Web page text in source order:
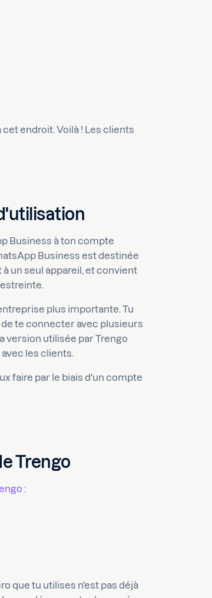
endroit. Voilà ! Les clients
Business à ton compte
Business est destinée
un seul appareil, et convient
plus importante. Tu
te connecter avec plusieurs
version utilisée par Trengo
les clients.
faire par le biais d'un compte
Trengo
:
que tu utilises n'est pas déjà